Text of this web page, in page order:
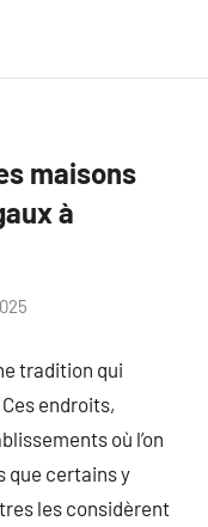
maisons
à
tradition qui
endroits,
où l’on
que certains y
les considèrent